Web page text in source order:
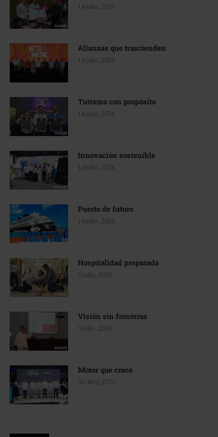
14 julio, 2026
Alianzas que trascienden
14 julio, 2026
Turismo con propósito
14 julio, 2026
Innovación sostenible
14 julio, 2026
Puerto de futuro
14 julio, 2026
Hospitalidad preparada
3 julio, 2026
Visión sin fronteras
3 julio, 2026
Motor que crece
30 abril, 2026